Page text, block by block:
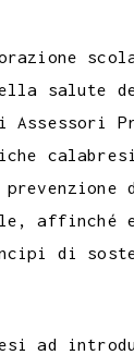
salute
calabresi
affinché
di
ad